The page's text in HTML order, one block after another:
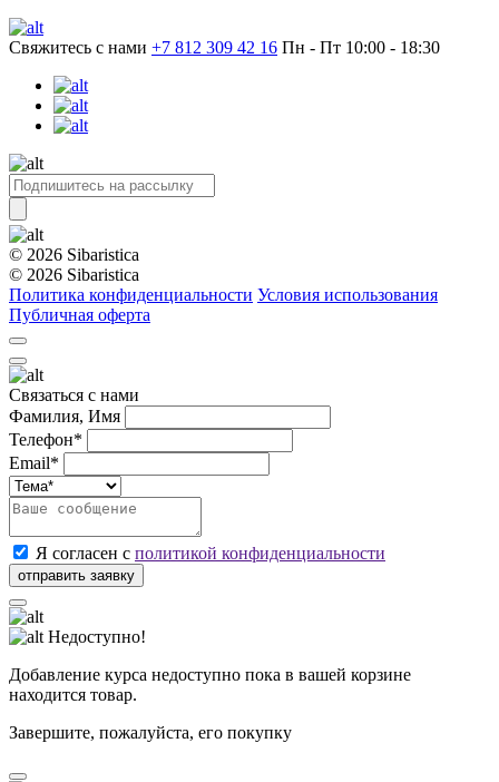
Свяжитесь с нами +7 812 309 42 16 Пн - Пт 10:00 - 18:30
© 2026 Sibaristica
© 2026 Sibaristica
Политика конфиденциальности Условия использования
Публичная оферта
Связаться с нами
Фамилия, Имя
Телефон*
Email*
Я согласен с политикой конфиденциальности
Недоступно!
Добавление курса недоступно пока в вашей корзине
находится товар.
Завершите, пожалуйста, его покупку